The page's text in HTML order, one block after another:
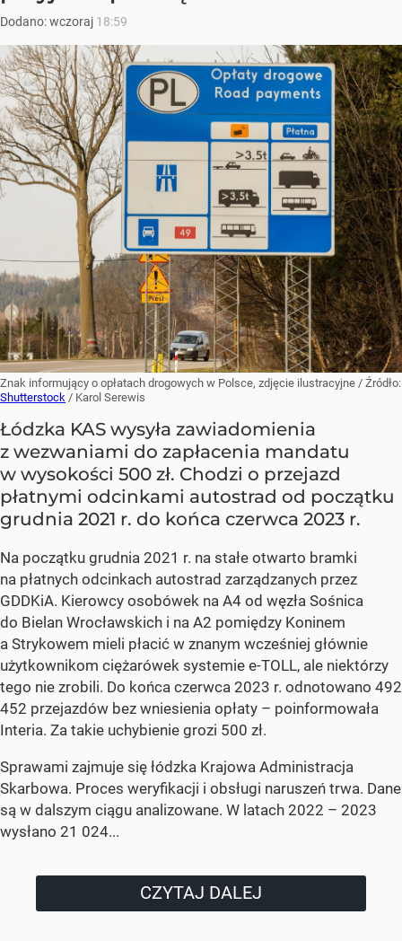
Dodano:wczoraj 18:59
Znak informujący o opłatach drogowych w Polsce, zdjęcie ilustracyjne / Źródło:
Shutterstock / Karol Serewis
Łódzka KAS wysyła zawiadomienia
z wezwaniami do zapłacenia mandatu
w wysokości 500 zł. Chodzi o przejazd
płatnymi odcinkami autostrad od początku
grudnia 2021 r. do końca czerwca 2023 r.
Na początku grudnia 2021 r. na stałe otwarto bramki
na płatnych odcinkach autostrad zarządzanych przez
GDDKiA. Kierowcy osobówek na A4 od węzła Sośnica
do Bielan Wrocławskich i na A2 pomiędzy Koninem
a Strykowem mieli płacić w znanym wcześniej głównie
użytkownikom ciężarówek systemie e-TOLL, ale niektórzy
tego nie zrobili. Do końca czerwca 2023 r. odnotowano 492
452 przejazdów bez wniesienia opłaty – poinformowała
Interia. Za takie uchybienie grozi 500 zł.
Sprawami zajmuje się łódzka Krajowa Administracja
Skarbowa. Proces weryfikacji i obsługi naruszeń trwa. Dane
są w dalszym ciągu analizowane. W latach 2022 – 2023
wysłano 21 024...
CZYTAJ DALEJ